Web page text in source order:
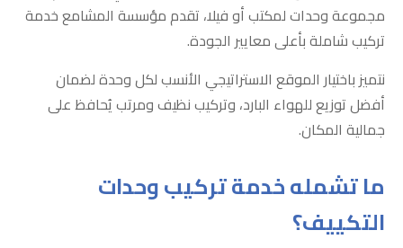
مجموعة وحدات لمكتب أو فيلا، تقدم مؤسسة المشامع خدمة
تركيب شاملة بأعلى معايير الجودة.
نتميز باختيار الموقع الاستراتيجي الأنسب لكل وحدة لضمان
أفضل توزيع للهواء البارد، وتركيب نظيف ومرتب يُحافظ على
جمالية المكان.
ما تشمله خدمة تركيب وحدات
التكييف؟